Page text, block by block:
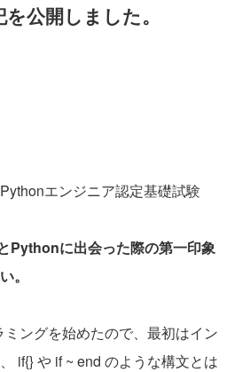
公開しました。
エンジニア認定基礎試験
Pythonに出会った際の第一印象
。
ングを始めたので、最初はイン
if{} や if ~ end のような構文とは